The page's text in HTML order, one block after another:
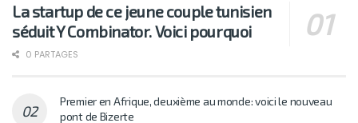
La startup de ce jeune couple tunisien
séduit Y Combinator. Voici pourquoi
0 PARTAGES
Premier en Afrique, deuxième au monde: voici le nouveau
pont de Bizerte